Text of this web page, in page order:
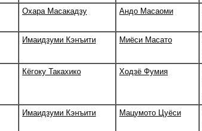
Охара Масакадзу Андо Масаоми
Имаидзуми Кэнъити Миёси Масато
Кёгоку Такахико Ходзё Фумия
Имаидзуми Кэнъити Мацумото Цуёси